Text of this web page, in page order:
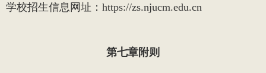
学校招生信息网址： https://zs.njucm.edu.cn
第七章附则